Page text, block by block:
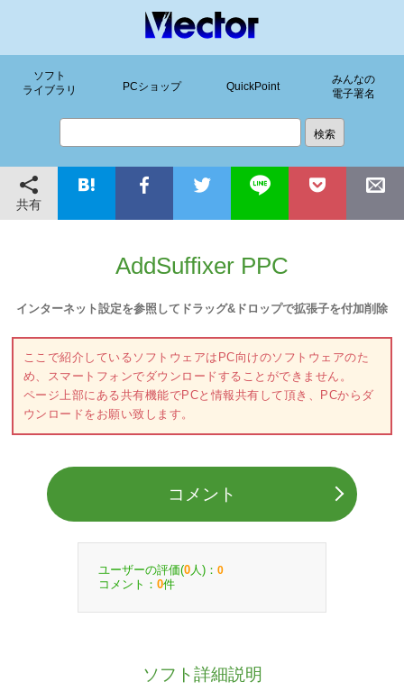
ソフト
ライブラリ
PCショップ QuickPoint
みんなの
電子署名
共有
AddSuffixer PPC
インターネット設定を参照してドラッグ&ドロップで拡張子を付加削除
ここで紹介しているソフトウェアはPC向けのソフトウェアのた
め、スマートフォンでダウンロードすることができません。
ページ上部にある共有機能でPCと情報共有して頂き、PCからダ
ウンロードをお願い致します。
コメント
ユーザーの評価(0 人)： 0
コメント： 0件
ソフト詳細説明